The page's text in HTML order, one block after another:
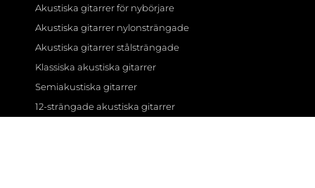
Akustiska gitarrer för nybörjare
Akustiska gitarrer nylonsträngade
Akustiska gitarrer stålsträngade
Klassiska akustiska gitarrer
Semiakustiska gitarrer
12-strängade akustiska gitarrer